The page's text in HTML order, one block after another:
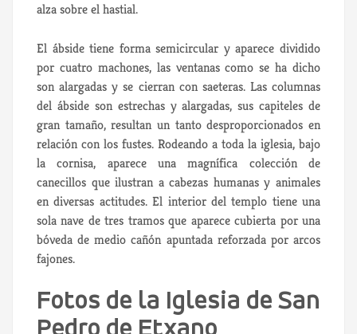
alza sobre el hastial.
El ábside tiene forma semicircular y aparece dividido
por cuatro machones, las ventanas como se ha dicho
son alargadas y se cierran con saeteras. Las columnas
del ábside son estrechas y alargadas, sus capiteles de
gran tamaño, resultan un tanto desproporcionados en
relación con los fustes. Rodeando a toda la iglesia, bajo
la cornisa, aparece una magnífica colección de
canecillos que ilustran a cabezas humanas y animales
en diversas actitudes. El interior del templo tiene una
sola nave de tres tramos que aparece cubierta por una
bóveda de medio cañón apuntada reforzada por arcos
fajones.
Fotos de la Iglesia de San